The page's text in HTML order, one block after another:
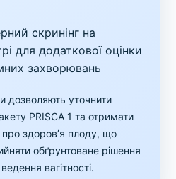
скринінг на
для додаткової оцінки
захворювань
дозволяють уточнити
PRISCA 1 та отримати
здоров’я плоду, що
обґрунтоване рішення
вагітності.